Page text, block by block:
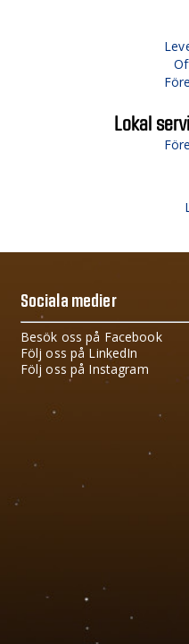
Lokal
Sociala medier
Besök oss på Facebook
Följ oss på LinkedIn
Följ oss på Instagram